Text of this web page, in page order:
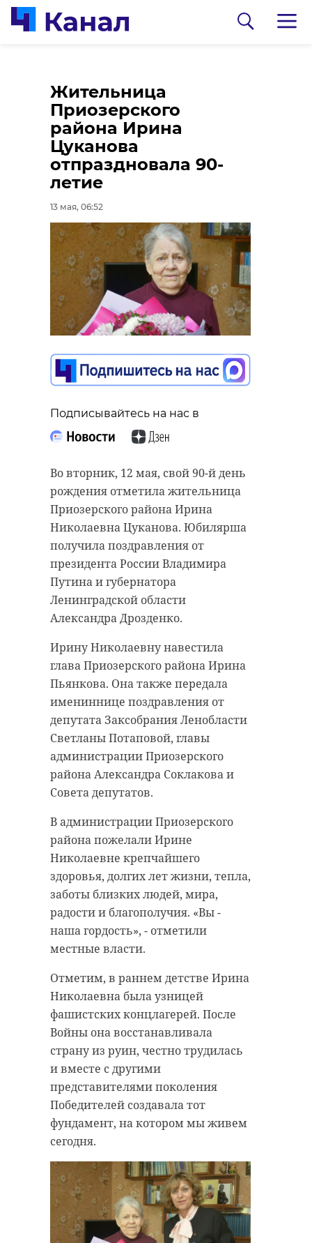
Жительница
Приозерского
района Ирина
Цуканова
отпраздновала 90-
летие
13 мая, 06:52
Подписывайтесь на нас в
Во вторник, 12 мая, свой 90-й день
рождения отметила жительница
Приозерского района Ирина
Николаевна Цуканова. Юбилярша
получила поздравления от
президента России Владимира
Путина и губернатора
Ленинградской области
Александра Дрозденко.
Ирину Николаевну навестила
глава Приозерского района Ирина
Пьянкова. Она также передала
имениннице поздравления от
депутата Заксобрания Ленобласти
Светланы Потаповой, главы
администрации Приозерского
района Александра Соклакова и
Совета депутатов.
В администрации Приозерского
района пожелали Ирине
Николаевне крепчайшего
здоровья, долгих лет жизни, тепла,
заботы близких людей, мира,
радости и благополучия. «Вы -
наша гордость», - отметили
местные власти.
Отметим, в раннем детстве Ирина
Николаевна была узницей
фашистских концлагерей. После
Войны она восстанавливала
страну из руин, честно трудилась
и вместе с другими
представителями поколения
Победителей создавала тот
фундамент, на котором мы живем
сегодня.
В Ленобласти более
340 домов
подключили к газу за
неделю
12 мая, 20:55
Подписывайтесь на нас в
В Ленинградской области
домам по программе социальной
газификации, сообщили 47каналу
в комитете по топливно-
энергетическому комплексу 47
региона.
Специалисты за прошедшую
неделю подключили к
природному газу 344
домовладения в Ленобласти. Как
отметил глава регионального
комитета Сергей Морозов, работа
по программе идет планово.
«Всё больше жителей
Ленобласти
получают доступ к
экономичному и
топливу»,
— констатировал он.
На сегодняшний день в регионе
заключено 58 152 договора на
догазификацию, до границ
участков выполнено 49 370
договоров, подключено газовое
оборудование по 37 412 договорам.
Граждане могут подать заявку на
догазификацию несколькими
способами: через сайт
газораспределительной
организации, портал Единого
оператора
газификацииconnectgas.ru, офисы
МФЦ или непосредственно в
клиентских центрах.
Фото:
https://www.magnific.com/ru/free-
photo/modern-kitchen-stove-natural-